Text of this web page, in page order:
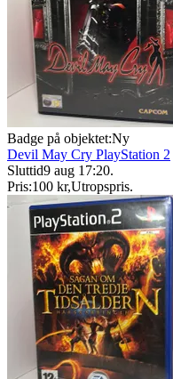
Badge på objektet:Ny
Devil May Cry PlayStation 2
Sluttid9 aug 17:20.
Pris:100 kr,Utropspris.